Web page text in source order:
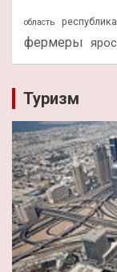
область
фермеры
Туризм